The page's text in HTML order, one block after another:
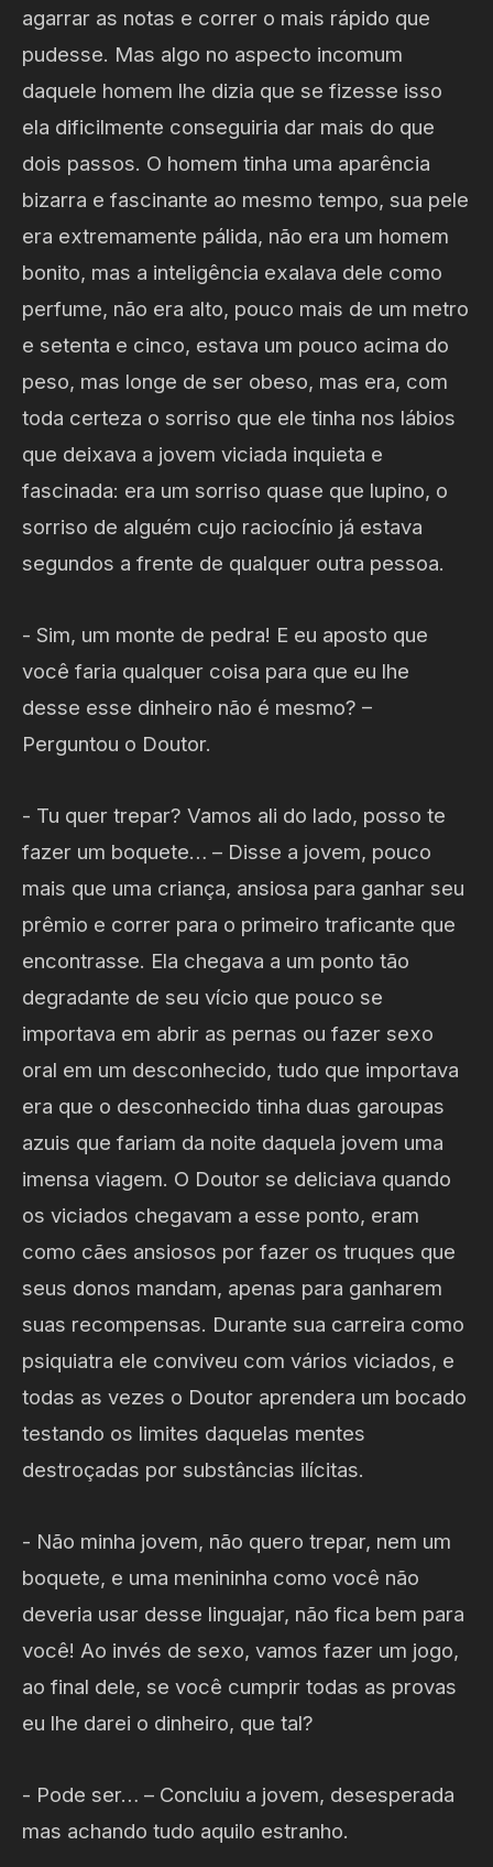
agarrar as notas e correr o mais rápido que
pudesse. Mas algo no aspecto incomum
daquele homem lhe dizia que se fizesse isso
ela dificilmente conseguiria dar mais do que
dois passos. O homem tinha uma aparência
bizarra e fascinante ao mesmo tempo, sua pele
era extremamente pálida, não era um homem
bonito, mas a inteligência exalava dele como
perfume, não era alto, pouco mais de um metro
e setenta e cinco, estava um pouco acima do
peso, mas longe de ser obeso, mas era, com
toda certeza o sorriso que ele tinha nos lábios
que deixava a jovem viciada inquieta e
fascinada: era um sorriso quase que lupino, o
sorriso de alguém cujo raciocínio já estava
segundos a frente de qualquer outra pessoa.
- Sim, um monte de pedra! E eu aposto que
você faria qualquer coisa para que eu lhe
desse esse dinheiro não é mesmo? –
Perguntou o Doutor.
- Tu quer trepar? Vamos ali do lado, posso te
fazer um boquete… – Disse a jovem, pouco
mais que uma criança, ansiosa para ganhar seu
prêmio e correr para o primeiro traficante que
encontrasse. Ela chegava a um ponto tão
degradante de seu vício que pouco se
importava em abrir as pernas ou fazer sexo
oral em um desconhecido, tudo que importava
era que o desconhecido tinha duas garoupas
azuis que fariam da noite daquela jovem uma
imensa viagem. O Doutor se deliciava quando
os viciados chegavam a esse ponto, eram
como cães ansiosos por fazer os truques que
seus donos mandam, apenas para ganharem
suas recompensas. Durante sua carreira como
psiquiatra ele conviveu com vários viciados, e
todas as vezes o Doutor aprendera um bocado
testando os limites daquelas mentes
destroçadas por substâncias ilícitas.
- Não minha jovem, não quero trepar, nem um
boquete, e uma menininha como você não
deveria usar desse linguajar, não fica bem para
você! Ao invés de sexo, vamos fazer um jogo,
ao final dele, se você cumprir todas as provas
eu lhe darei o dinheiro, que tal?
- Pode ser… – Concluiu a jovem, desesperada
mas achando tudo aquilo estranho.